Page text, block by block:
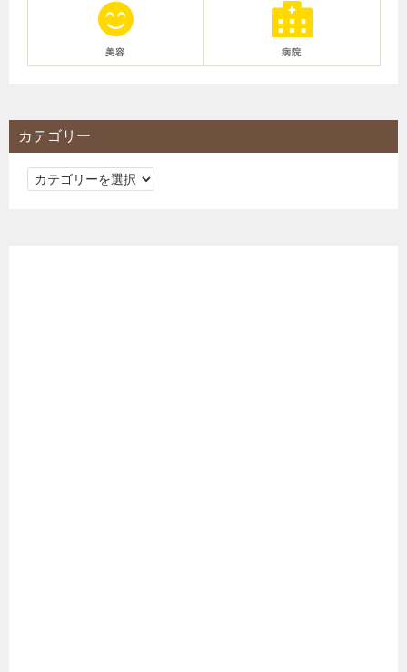
美容 病院
カテゴリー
カ